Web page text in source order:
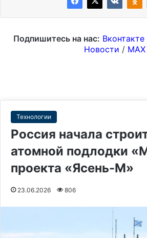
Подпишитесь на нас: Вконтакте
Новости / MAX